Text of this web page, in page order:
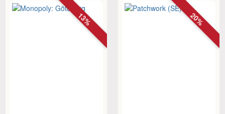
13% 20%